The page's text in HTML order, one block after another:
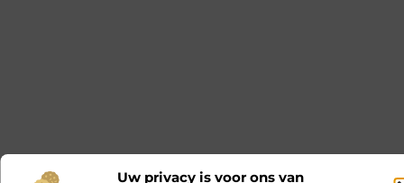
Uw privacy is voor ons van